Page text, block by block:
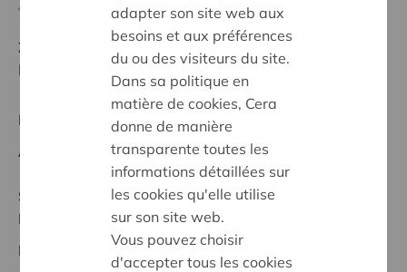
Ziel:
Une société solidaire et respectueuse, sans
barrières
Regionales Projekt
Anfangsdatum:20/05/2026
Stand :
In treatment
Ieper-Poperinge
Datum:
20/05/2026
adapter son site web aux
besoins et aux préférences
du ou des visiteurs du site.
Dans sa politique en
matière de cookies, Cera
donne de manière
transparente toutes les
informations détaillées sur
les cookies qu'elle utilise
sur son site web.
Vous pouvez choisir
d'accepter tous les cookies